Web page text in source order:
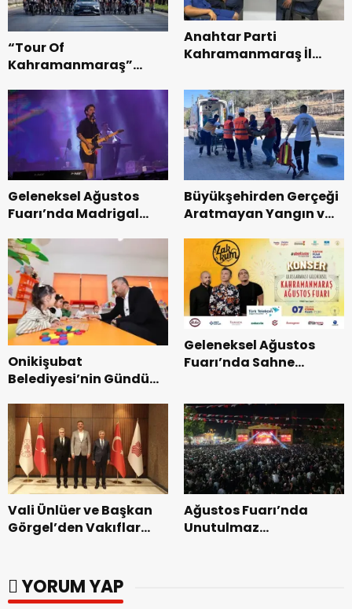
“Tour Of
Kahramanmaraş”
Bisikleti Turnuvası
Tamamlandı.
Anahtar Parti
Kahramanmaraş İl
Teşkilatı ile buluştu.
Geleneksel Ağustos
Fuarı’nda Madrigal
Büyükşehirden Gerçeği
Aratmayan Yangın ve
Onikişubat
Belediyesi’nin Gündüz
dönemin ön kayıtları
başladı.
Geleneksel Ağustos
Fuarı’nda Sahne
Vali Ünlüer ve Başkan
Görgel’den Vakıflar
Ağustos Fuarı’nda
Unutulmaz
YORUM YAP